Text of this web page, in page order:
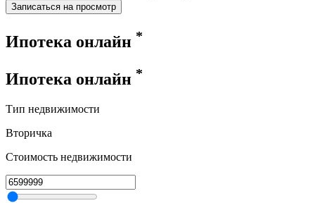
Записаться на просмотр
Ипотека онлайн *
Ипотека онлайн *
Тип недвижимости
Вторичка
Стоимость недвижимости